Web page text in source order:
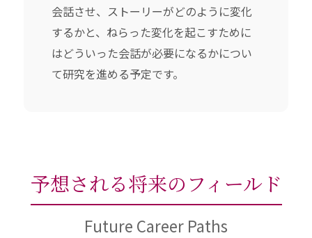
会話させ、ストーリーがどのように変化
するかと、ねらった変化を起こすために
はどういった会話が必要になるかについ
て研究を進める予定です。
予想される将来のフィールド
Future Career Paths